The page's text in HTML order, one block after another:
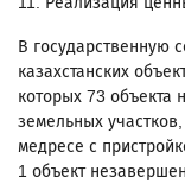
В государственную
казахстанских
которых 73 объекта
земельных
медресе с
1 объект